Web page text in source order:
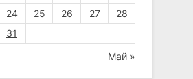
24 25 26 27
28
31
Май »